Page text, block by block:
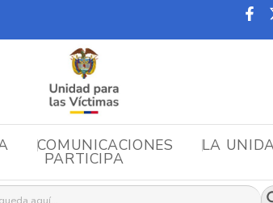
COMUNICACIONES LA
PARTICIPA